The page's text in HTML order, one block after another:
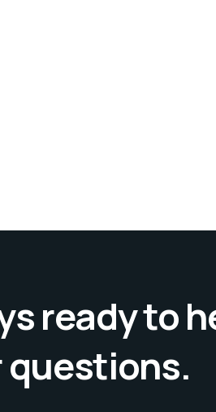
ready to
questions.